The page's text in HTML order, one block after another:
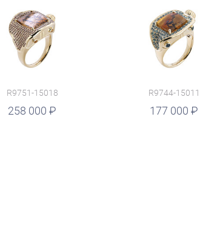
R9751-15018
258 000
R9744-15011
177 000
руб. руб.